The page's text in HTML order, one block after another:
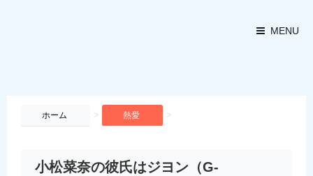
MENU
ホーム > 熱愛 >
小松菜奈の彼氏はジヨン（G-